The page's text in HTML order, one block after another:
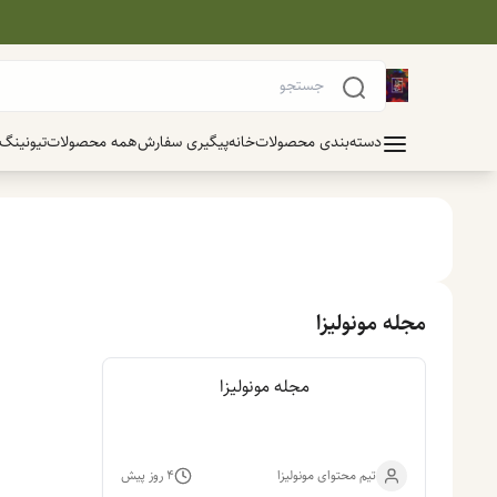
دسته‌بندی محصولاتخانهپیگیری سفارشهمه محصولات
مجله مونولیزا
مجله مونولیزا
۴ روز پیش تیم محتوای مونولیزا